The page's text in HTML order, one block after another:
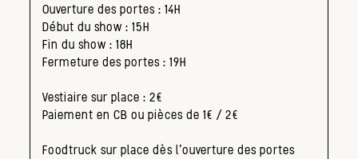
Ouverture des portes : 14H
Début du show : 15H
Fin du show : 18H
Fermeture des portes : 19H
Vestiaire sur place : 2€
Paiement en CB ou pièces de 1€ / 2€
Foodtruck sur place dès l’ouverture des portes